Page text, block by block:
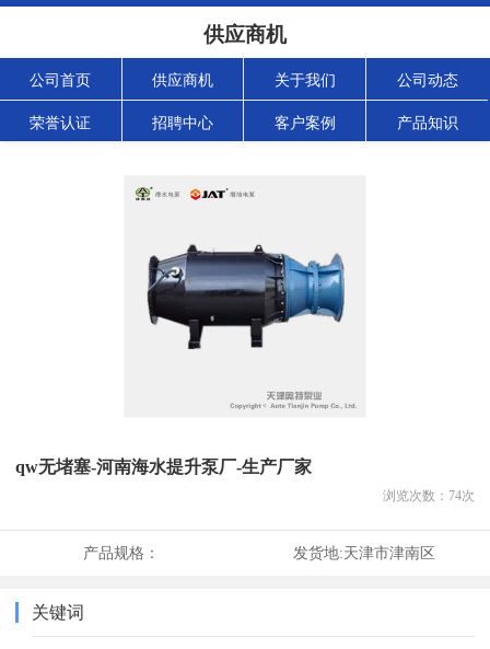
供应商机
公司首页 供应商机 关于我们 公司动态
荣誉认证 招聘中心 客户案例 产品知识
qw无堵塞-河南海水提升泵厂-生产厂家
浏览次数： 74次
产品规格： 发货地:天津市津南区
关键词